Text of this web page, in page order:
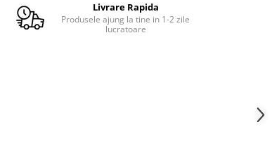
Livrare Rapida
Produsele ajung la tine in 1-2 zile
lucratoare